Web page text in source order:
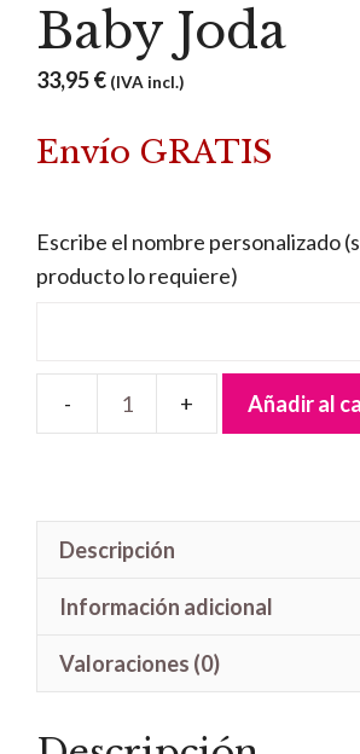
Baby Joda
33,95€ (IVA incl.)
Envío GRATIS
Escribe el nombre personalizado
producto lo requiere)
Letrero
Joda
Añadir al
Descripción
Información adicional
Valoraciones (0)